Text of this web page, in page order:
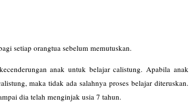
setiap orangtua sebelum memutuskan.
anak untuk belajar calistung. Apabila anak
maka tidak ada salahnya proses belajar diteruskan.
dia telah menginjak usia 7 tahun.